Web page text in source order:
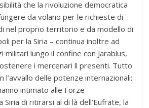
che la rivoluzione democratica
da volano per le richieste di
nel proprio territorio e da modello di
per la Siria – continua inoltre ad
militari lungo il confine con Jarablus,
i mercenari lì presenti. Tutto
l’avvallo delle potenze internazionali:
intimato alle Forze
Siria di ritirarsi al di là dell’Eufrate, la